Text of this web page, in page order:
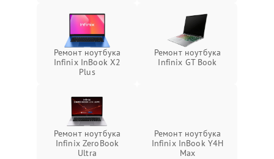
Ремонт ноутбука
Infinix InBook X2
Plus
Ремонт ноутбука
Infinix GT Book
Ремонт ноутбука
Infinix ZeroBook
Ultra
Ремонт ноутбука
Infinix InBook Y4H
Max